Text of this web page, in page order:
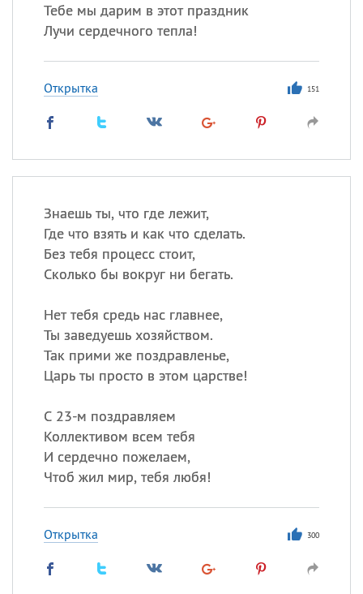
Тебе мы дарим в этот праздник
Лучи сердечного тепла!
Открытка 151
Знаешь ты, что где лежит,
Где что взять и как что сделать.
Без тебя процесс стоит,
Сколько бы вокруг ни бегать.
Нет тебя средь нас главнее,
Ты заведуешь хозяйством.
Так прими же поздравленье,
Царь ты просто в этом царстве!
С 23-м поздравляем
Коллективом всем тебя
И сердечно пожелаем,
Чтоб жил мир, тебя любя!
Открытка 300